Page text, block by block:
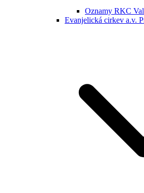
Oznamy RKC
Evanjelická cirkev a.v.